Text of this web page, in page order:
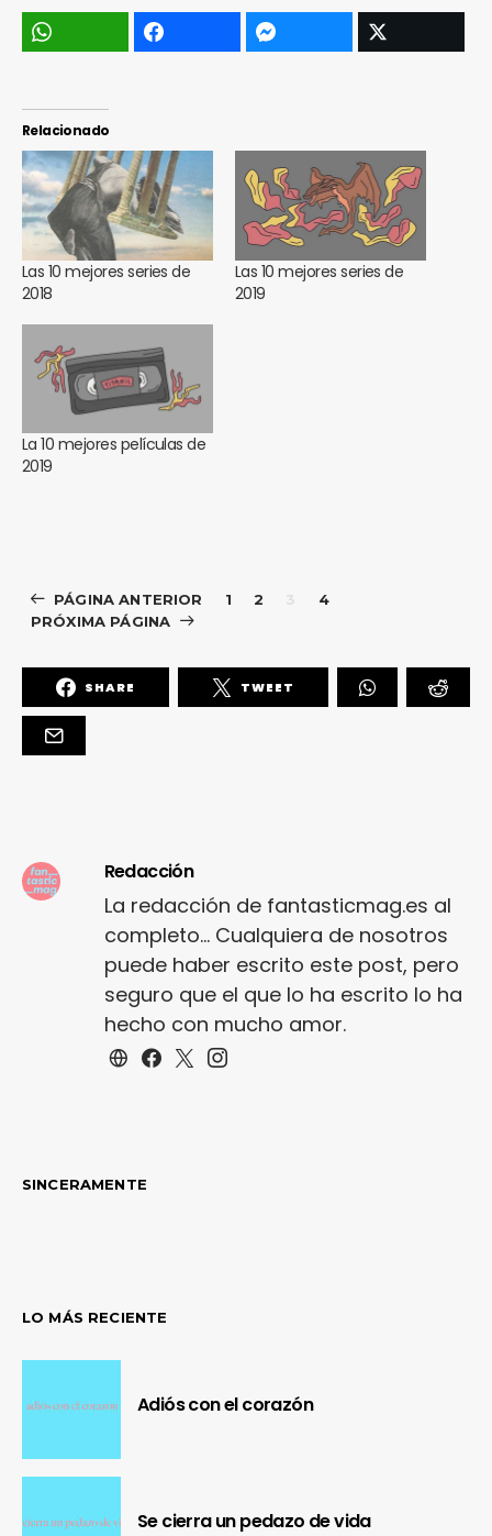
Relacionado
Las 10 mejores series de
2018
Las 10 mejores series de
2019
La 10 mejores películas de
2019
PÁGINA ANTERIOR 1 2 3
4
PRÓXIMA PÁGINA
SHARE TWEET
Redacción
La redacción de fantasticmag.es al
completo... Cualquiera de nosotros
puede haber escrito este post, pero
seguro que el que lo ha escrito lo ha
hecho con mucho amor.
SINCERAMENTE
LO MÁS RECIENTE
Adiós con el corazón
Se cierra un pedazo de vida